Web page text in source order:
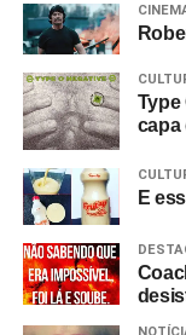
equipamentos e fiz
Com que
setenta e duas
Filmei com uma
lançaram na
vinha num
depois, no
num gravador de
não funcionou!
Type
capa
E